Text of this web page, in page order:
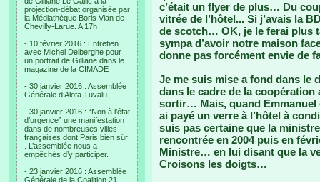
projection-débat organisée par
la Médiathèque Boris Vian de
Chevilly-Larue. A 17h
- 10 février 2016 : Entretien
avec Michel Delberghe pour
un portrait de Gilliane dans le
magazine de la CIMADE
- 30 janvier 2016 : Assemblée
Générale d’Alofa Tuvalu
- 30 janvier 2016 : “Non à l’état
d’urgence” une manifestation
dans de nombreuses villes
françaises dont Paris bien sûr
. L’assemblée nous a
empêchés d’y participer.
- 23 janvier 2016 : Assemblée
Générale de la Coalition 21
c’était un flyer de plus… Du
vitrée de l’hôtel... Si j’avais la
de scotch… OK, je le ferai plus
sympa d’avoir notre maison
donne pas forcément envie de
Je me suis mise a fond dans le
dans le cadre de la coopération
sortir… Mais, quand
ai payé un verre à l’hôtel à
suis pas certaine que la
rencontrée en 2004 puis en
Ministre… en lui disant que la
Croisons les doigts…